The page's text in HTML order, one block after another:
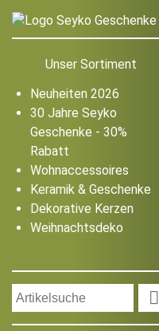
Unser Sortiment
Neuheiten 2026
30 Jahre Seyko
Geschenke - 30%
Rabatt
Wohnaccessoires
Keramik & Geschenke
Dekorative Kerzen
Weihnachtsdeko
